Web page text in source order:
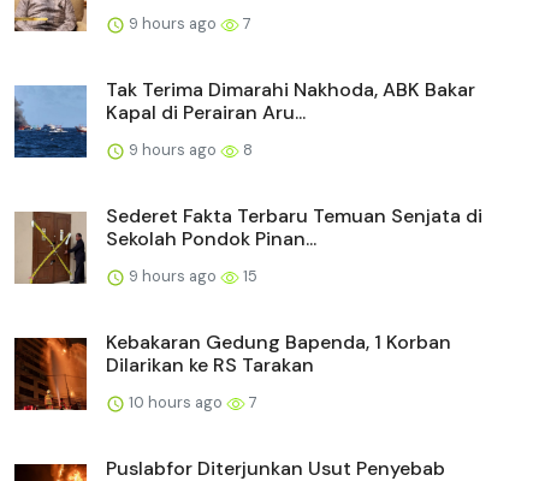
9 hours ago 7
Tak Terima Dimarahi Nakhoda, ABK Bakar
Kapal di Perairan Aru...
9 hours ago 8
Sederet Fakta Terbaru Temuan Senjata di
Sekolah Pondok Pinan...
9 hours ago 15
Kebakaran Gedung Bapenda, 1 Korban
Dilarikan ke RS Tarakan
10 hours ago 7
Puslabfor Diterjunkan Usut Penyebab